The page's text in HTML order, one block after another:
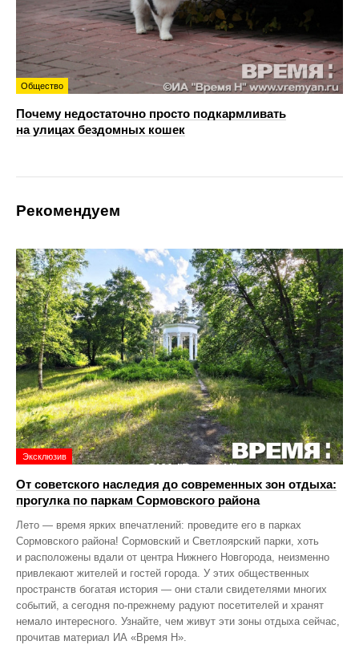
Общество
Почему недостаточно просто подкармливать
на улицах бездомных кошек
Рекомендуем
Эксклюзив
От советского наследия до современных зон отдыха:
прогулка по паркам Сормовского района
Лето — время ярких впечатлений: проведите его в парках
Сормовского района! Сормовский и Светлоярский парки, хоть
и расположены вдали от центра Нижнего Новгорода, неизменно
привлекают жителей и гостей города. У этих общественных
пространств богатая история — они стали свидетелями многих
событий, а сегодня по‑прежнему радуют посетителей и хранят
немало интересного. Узнайте, чем живут эти зоны отдыха сейчас,
прочитав материал ИА «Время Н».